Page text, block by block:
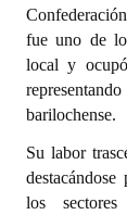
Actas de
NORMATIVA
Resoluciones
fue uno de
local y
barilochense.
Su labor
los